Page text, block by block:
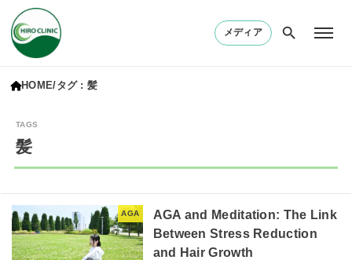
メディア
HOME タグ : 髪
髪
AGA
AGA and Meditation: The Link
Between Stress Reduction
and Hair Growth